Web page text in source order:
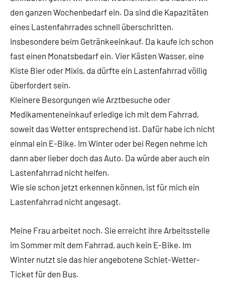
den ganzen Wochenbedarf ein. Da sind die Kapazitäten
eines Lastenfahrrades schnell überschritten.
Insbesondere beim Getränkeeinkauf. Da kaufe ich schon
fast einen Monatsbedarf ein. Vier Kästen Wasser, eine
Kiste Bier oder Mixis, da dürfte ein Lastenfahrrad völlig
überfordert sein.
Kleinere Besorgungen wie Arztbesuche oder
Medikamenteneinkauf erledige ich mit dem Fahrrad,
soweit das Wetter entsprechend ist. Dafür habe ich nicht
einmal ein E-Bike. Im Winter oder bei Regen nehme ich
dann aber lieber doch das Auto. Da würde aber auch ein
Lastenfahrrad nicht helfen.
Wie sie schon jetzt erkennen können, ist für mich ein
Lastenfahrrad nicht angesagt.
Meine Frau arbeitet noch. Sie erreicht ihre Arbeitsstelle
im Sommer mit dem Fahrrad, auch kein E-Bike. Im
Winter nutzt sie das hier angebotene Schiet-Wetter-
Ticket für den Bus.